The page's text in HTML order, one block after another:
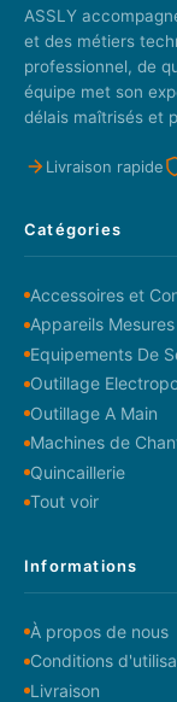
ASSLY
et des métiers
professionnel, de
équipe met son
délais maîtrisés et
Livraison rapide
Catégories
Accessoires et
Appareils Mesures
Equipements De
Outillage
Outillage A Main
Machines de
Quincaillerie
Tout voir
Informations
À propos de nous
Conditions
Livraison